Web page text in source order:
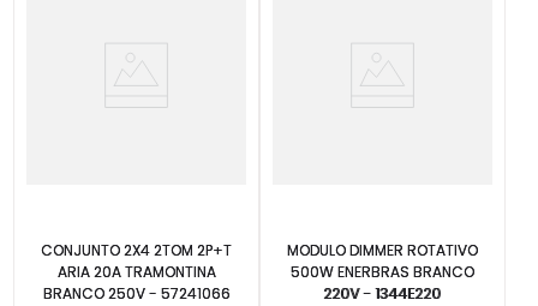
CONJUNTO 2X4 2TOM 2P+T
ARIA 20A TRAMONTINA
BRANCO 250V - 57241066
MODULO DIMMER ROTATIVO
500W ENERBRAS BRANCO
220V - 1344E220